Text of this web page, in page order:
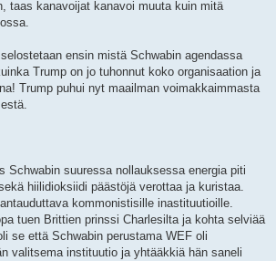
taas kanavoijat kanavoi muuta kuin mitä
ensin mistä Schwabin agendassa
Trump on jo tuhonnut koko organisaation ja
Trump puhui nyt maailman voimakkaimmasta
Schwabin suuressa nollauksessa energia piti
hiilidioksiidi päästöjä verottaa ja kuristaa.
kommonistisille inastituutioille.
tuen Brittien prinssi Charlesilta ja kohta selviää
se että Schwabin perustama WEF oli
valitsema instituutio ja yhtääkkiä hän saneli